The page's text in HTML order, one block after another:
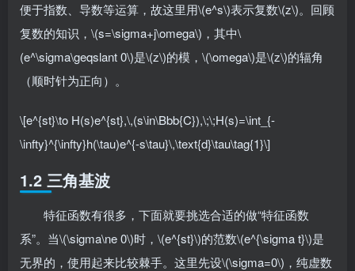
便于指数、导数等运算，故这里用\(e^s\)表示复数\(z\)。回顾
复数的知识，\(s=\sigma+j\omega\)，其中\
(e^\sigma\geqslant 0\)是\(z\)的模，\(\omega\)是\(z\)的辐角
（顺时针为正向）。
\[e^{st}\to H(s)e^{st},\,(s\in\Bbb{C}),\;\;H(s)=\int_{-
\infty}^{\infty}h(\tau)e^{-s\tau}\,\text{d}\tau\tag{1}\]
1.2 三角基波
特征函数有很多，下面就要挑选合适的做“特征函数
系”。当\(\sigma\ne 0\)时，\(e^{st}\)的范数\(e^{\sigma t}\)是
无界的，使用起来比较棘手。这里先设\(\sigma=0\)，纯虚数